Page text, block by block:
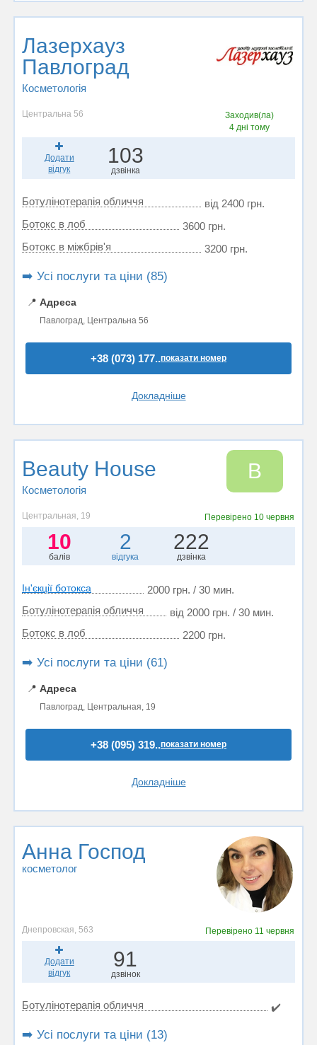
Лазерхауз
Павлоград
Косметологія
Центральна 56
Заходив(ла)
4 дні тому
Додати
відгук
103
дзвінка
Ботулінотерапія обличчя
від 2400 грн.
Ботокс в лоб
3600 грн.
Ботокс в міжбрів'я
3200 грн.
➡️ Усі послуги та ціни (85)
📍 Адреса
Павлоград, Центральна 56
+38 (073) 177..показати номер
Докладніше
Вeauty House
Косметологія
В
Центральная, 19 Перевірено 10 червня
10
балів
2
відгука
222
дзвінка
Ін'єкції ботокса
2000 грн. / 30 мин.
Ботулінотерапія обличчя
від 2000 грн. / 30 мин.
Ботокс в лоб
2200 грн.
➡️ Усі послуги та ціни (61)
📍 Адреса
Павлоград, Центральная, 19
+38 (095) 319..показати номер
Докладніше
Анна Господ
косметолог
Днепровская, 563 Перевірено 11 червня
Додати
відгук
91
дзвінок
Ботулінотерапія обличчя ✔️
➡️ Усі послуги та ціни (13)